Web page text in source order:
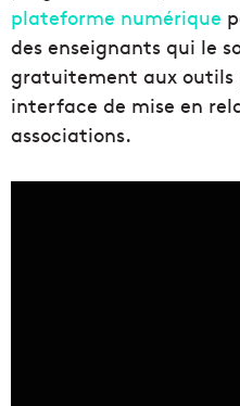
plateforme numérique
des enseignants qui le
gratuitement aux outils
interface de mise en
associations.